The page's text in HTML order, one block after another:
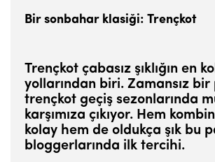
Bir sonbahar klasiği: Trençkot
Trençkot çabasız şıklığın en
yollarından biri. Zamansız
trençkot geçiş sezonlarında
karşımıza çıkıyor. Hem
kolay hem de oldukça şık bu
bloggerlarında ilk tercihi.